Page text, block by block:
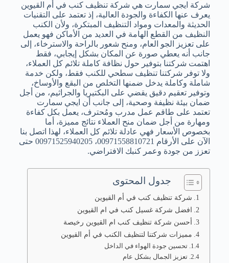
شركة ايجي سمارت هي شركة تنظيف كنب في أم القيوين
يعرف عنها الكفاءة والجودة العالية، إذ تعتمد على التقنيات
الحديثة والمعدات ومواد التنظيف المبتكرة، ولأن الكنب
النظيف من القطع الهامة في العديد من الأماكن فهو يعمل
على تعزيز الجو العام، ومنح شعور بالراحة والاسترخاء، إلى
جانب أنه يعطي صورة عن المكان بشكل إيجابي، فقط
اهتمت شركتنا بتوفير حول نظافة كاملة تلائم كل العملاء،
ولا توفر شركتنا تنظيف سطحي للكنب فقط، ولكن خدمة
شاملة وكاملة يدخل ضمنها التخلص من البقع والأوساخ،
وتوفير تعقيم دقيق يقضي على البكتيريا والجراثيم، من أجل
ضمان بيئة نظيفة وصحية، إلى جانب أن ايجي سمارت
تعتمد على طاقم عمل مدرب ومُحترف، يعمل بكل كفاءة
ومهارة من أجل ضمان منح العملاء نتائج مميزة، أما
بخصوص الأسعار فهي عادلة تلائم كل العملاء، لهذا اتصل بنا
الآن على الأرقام 00971558810721، 00971525940205 حتى
تعزز من جودة وعمر كنبك الافتراضي.
جدول المحتوى
شركة تنظيف كنب في أم القيوين
افضل شركة غسيل كنب في ام القيوين
أحسن شركة تنظيف كنب ام القيوين رخيصة
مميزات شركتنا لتنظيف الكنب في أم القيوين
تحسين جودة الهواء في الداخل
تعزيز الجمال بشكل عام